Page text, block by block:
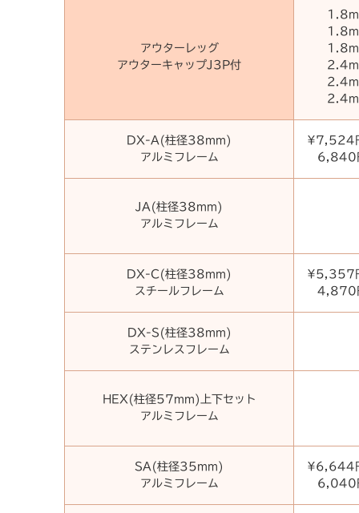
アウターレッグ
アウターキャップJ3P付
DX-A(柱径38mm)
アルミフレーム
¥7,524
6,840
JA(柱径38mm)
アルミフレーム
DX-C(柱径38mm)
スチールフレーム
¥5,357
4,870
DX-S(柱径38mm)
ステンレスフレーム
HEX(柱径57mm)上下セット
アルミフレーム
SA(柱径35mm)
アルミフレーム
¥6,644
6,040